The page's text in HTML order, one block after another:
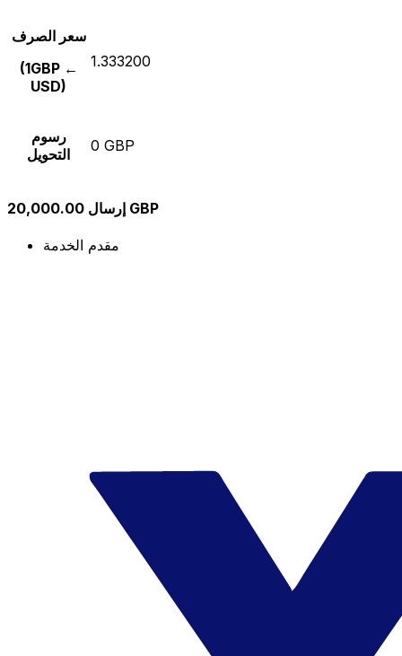
سعر الصرف
(1GBP ←
USD)
1.333200
رسوم
التحويل
0 GBP
إرسال 20,000.00 GBP
مقدم الخدمة